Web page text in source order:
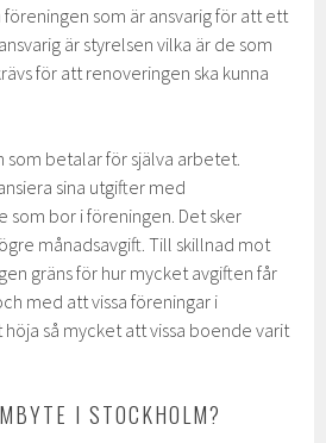
som är ansvarig för att ett
är styrelsen vilka är de som
för att renoveringen ska kunna
som betalar för själva arbetet.
sina utgifter med
som bor i föreningen. Det sker
månadsavgift. Till skillnad mot
gräns för hur mycket avgiften får
med att vissa föreningar i
så mycket att vissa boende varit
I STOCKHOLM?